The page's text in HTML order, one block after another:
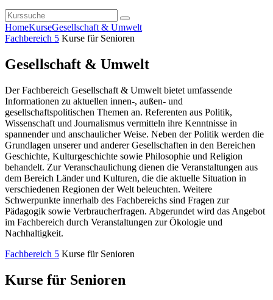
HomeKurseGesellschaft & Umwelt
Fachbereich 5 Kurse für Senioren
Gesellschaft & Umwelt
Der Fachbereich Gesellschaft & Umwelt bietet umfassende
Informationen zu aktuellen innen-, außen- und
gesellschaftspolitischen Themen an. Referenten aus Politik,
Wissenschaft und Journalismus vermitteln ihre Kenntnisse in
spannender und anschaulicher Weise. Neben der Politik werden die
Grundlagen unserer und anderer Gesellschaften in den Bereichen
Geschichte, Kulturgeschichte sowie Philosophie und Religion
behandelt. Zur Veranschaulichung dienen die Veranstaltungen aus
dem Bereich Länder und Kulturen, die die aktuelle Situation in
verschiedenen Regionen der Welt beleuchten. Weitere
Schwerpunkte innerhalb des Fachbereichs sind Fragen zur
Pädagogik sowie Verbraucherfragen. Abgerundet wird das Angebot
im Fachbereich durch Veranstaltungen zur Ökologie und
Nachhaltigkeit.
Fachbereich 5 Kurse für Senioren
Kurse für Senioren